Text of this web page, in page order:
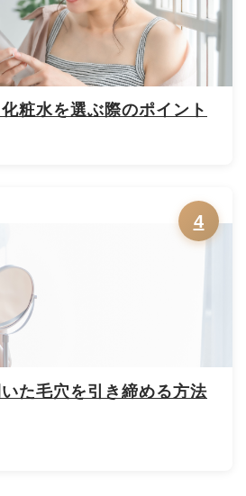
粧水を選ぶ際のポイント
4
た毛穴を引き締める方法